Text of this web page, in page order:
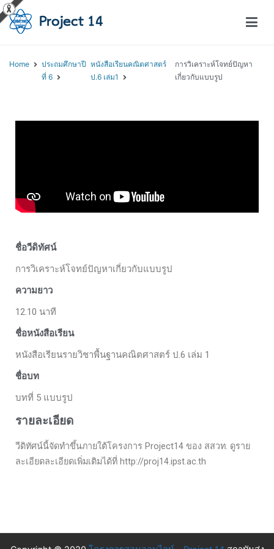
Home
ประถมศึกษาปี
ที่ 6
หนังสือเรียนคณิตศาสตร์
ป.6 เล่ม1
การวิเคราะห์โจทย์ปัญหา
เกี่ยวกับแบบรูป
ชื่อวีดิทัศน์
การวิเคราะห์โจทย์ปัญหาเกี่ยวกับแบบรูป
ความยาว
12.10 นาที
ชื่อหนังสือเรียน
หนังสือเรียนรายวิชาพื้นฐานคณิตศาสตร์ ป.6 เล่ม 1
ชื่อบท
บทที่ 5 แบบรูป
รายละเอียด
วีดิทัศน์นี้จัดทำขึ้นภายใต้โครงการ Project14 ของ สสวท. ดูราย
ละเอียดละเอียดเพิ่มเติมได้ที่ http://proj14.ipst.ac.th